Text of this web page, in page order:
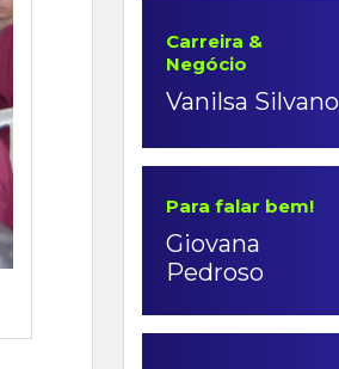
Carreira &
Negócio
Vanilsa Silvano
Para falar bem!
Giovana
Pedroso